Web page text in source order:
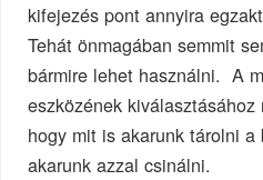
kifejezés pont annyira
Tehát önmagában semmit
bármire lehet használni. A
eszközének
hogy mit is akarunk tárolni
akarunk azzal csinálni.